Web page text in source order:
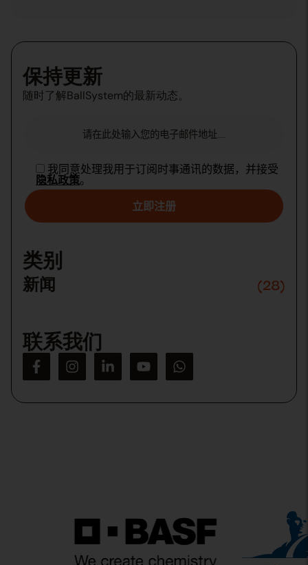
保持更新
随时了解BallSystem的最新动态。
我同意处理我用于订阅时事通讯的数据，并接受
隐私政策。
this
field
empty.
类别
新闻 (28)
联系我们